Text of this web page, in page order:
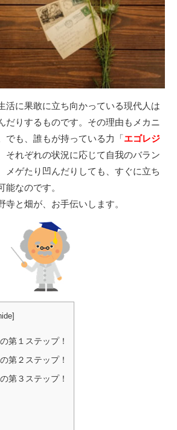
活に果敢に立ち向かっている現代人は
だりするものです。その理由もメカニ
でも、誰もが持っている力「エゴレジ
それぞれの状況に応じて自我のバラン
メゲたり凹んだりしても、すぐに立ち
能なのです。
寺と畑が、お手伝いします。
]
第１ステップ！
第２ステップ！
第３ステップ！